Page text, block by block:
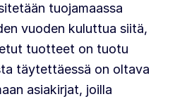
tuojamaassa
vuoden kuluttua siitä,
tuotteet on tuotu
täytettäessä on oltava
asiakirjat, joilla